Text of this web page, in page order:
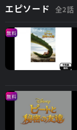
エピソード 全2話
無料
無料